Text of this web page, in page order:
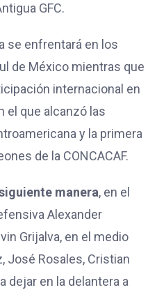
GFC.
se enfrentará en los
de México mientras que
internacional en
el que alcanzó las
y la primera
de la CONCACAF.
manera, en el
Alexander
Grijalva, en el medio
José Rosales, Cristian
dejar en la delantera a